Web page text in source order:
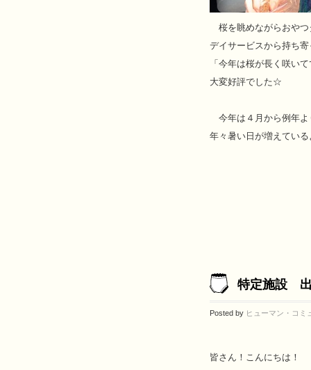
桜を眺めながらおや
デイサービスから持ち
「今年は桜が長く咲い
大変好評でした☆
今年は４月から例年よ
年々暑い日が増えてい
特定施設
Posted by ヒューマン・コミ
皆さん！こんにちは！